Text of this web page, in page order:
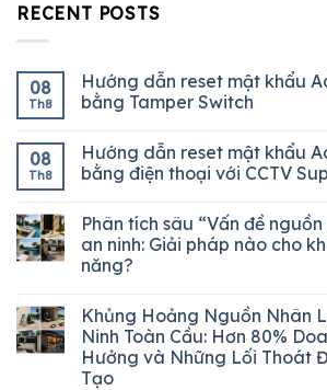
RECENT POSTS
08
Th8
Hướng dẫn reset mật khẩu
bằng Tamper Switch
08
Th8
Hướng dẫn reset mật khẩu
bằng điện thoại với CCTV
Phân tích sâu “Vấn đề
an ninh: Giải pháp nào cho
năng?
Khủng Hoảng Nguồn Nhân
Ninh Toàn Cầu: Hơn 80%
Hưởng và Những Lối Thoát
Tạo